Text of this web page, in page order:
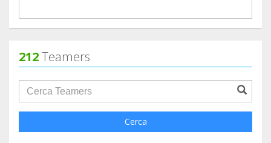
212Teamers
groupProfile.searchForm.search.text???
Cerca